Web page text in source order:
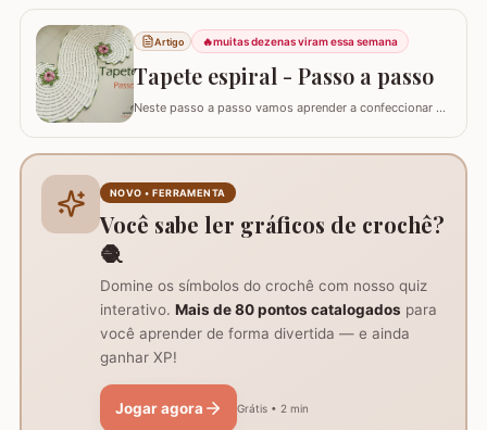
Artigo 🔥muitas dezenas viram essa semana
Tapete espiral - Passo a passo
Neste passo a passo vamos aprender a confeccionar o
multicolor para contorno, flores e folhas. Se for utilizar
como trilho de mesa aconselho um fio…
NOVO • FERRAMENTA
Você sabe ler gráficos de crochê?
🧶
Domine os símbolos do crochê com nosso quiz
interativo. Mais de 80 pontos catalogados para
você aprender de forma divertida — e ainda
ganhar XP!
Jogar agora Grátis • 2 min